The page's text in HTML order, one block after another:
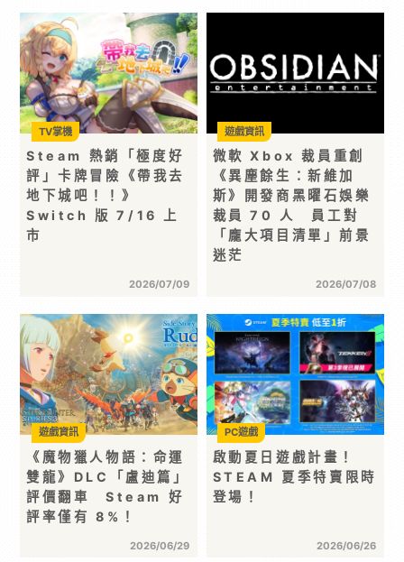
Steam 熱銷「極度好
評」卡牌冒險《帶我去
地下城吧！！》
Switch 版 7/16 上
市
2026/07/09
TV掌機
微軟 Xbox 裁員重創
《異塵餘生：新維加
斯》開發商黑曜石娛樂
裁員 70 人 員工對
「龐大項目清單」前景
迷茫
2026/07/08
遊戲資訊
《魔物獵人物語：命運
雙龍》DLC「盧迪篇」
評價翻車 Steam 好
評率僅有 8%！
2026/06/29
遊戲資訊
啟動夏日遊戲計畫！
STEAM 夏季特賣限時
登場！
2026/06/26
PC遊戲